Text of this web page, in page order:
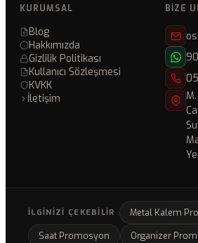
KURUMSAL
Blog
Hakkımızda
Gizlilik Politikası
Kullanıcı Sözleşmesi
KVKK
İletişim
BIZE
İLGINIZI ÇEKEBILIR
Metal Kalem
Saat Promosyon
Organizer